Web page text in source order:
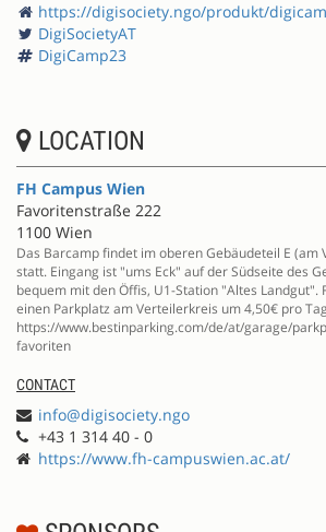
https://digisociety.ngo/produkt/digicamp-serie-die-
DigiSocietyAT
DigiCamp23
LOCATION
FH Campus Wien
Favoritenstraße 222
1100 Wien
Das Barcamp findet im oberen Gebäudeteil E (am
statt. Eingang ist "ums Eck" auf der Südseite des
bequem mit den Öffis, U1-Station "Altes Landgut".
einen Parkplatz am Verteilerkreis um 4,50€ pro
https://www.bestinparking.com/de/at/garage/
favoriten
CONTACT
info@digisociety.ngo
+43 1 314 40 - 0
https://www.fh-campuswien.ac.at/